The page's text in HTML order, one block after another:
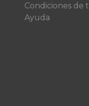
Condiciones de
Ayuda